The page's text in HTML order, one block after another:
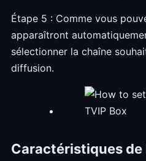
Étape 5 : Comme vous
apparaîtront
sélectionner la chaîne
diffusion.
Caractéristiques de